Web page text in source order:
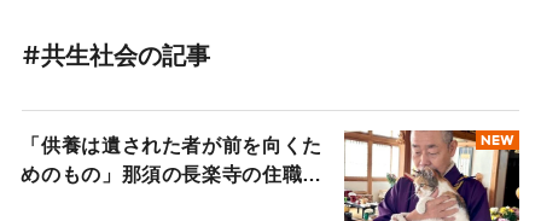
#共生社会の記事
NEW
「供養は遺された者が前を向くた
めのもの」那須の長楽寺の住職が